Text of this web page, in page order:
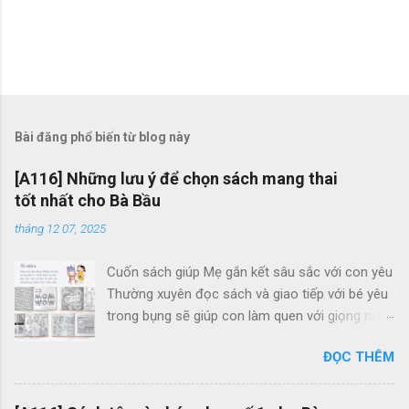
Bài đăng phổ biến từ blog này
[A116] Những lưu ý để chọn sách mang thai
tốt nhất cho Bà Bầu
tháng 12 07, 2025
Cuốn sách giúp Mẹ gắn kết sâu sắc với con yêu
Thường xuyên đọc sách và giao tiếp với bé yêu
trong bụng sẽ giúp con làm quen với giọng nói
Thông qua những trang sách, Mẹ cũng có thể
giúp con cảm nhận và khám phá thế giới bao la,
tươi đẹp bên ngoài. Mẹ Bầu Zui và Hành Trình
ĐỌC THÊM